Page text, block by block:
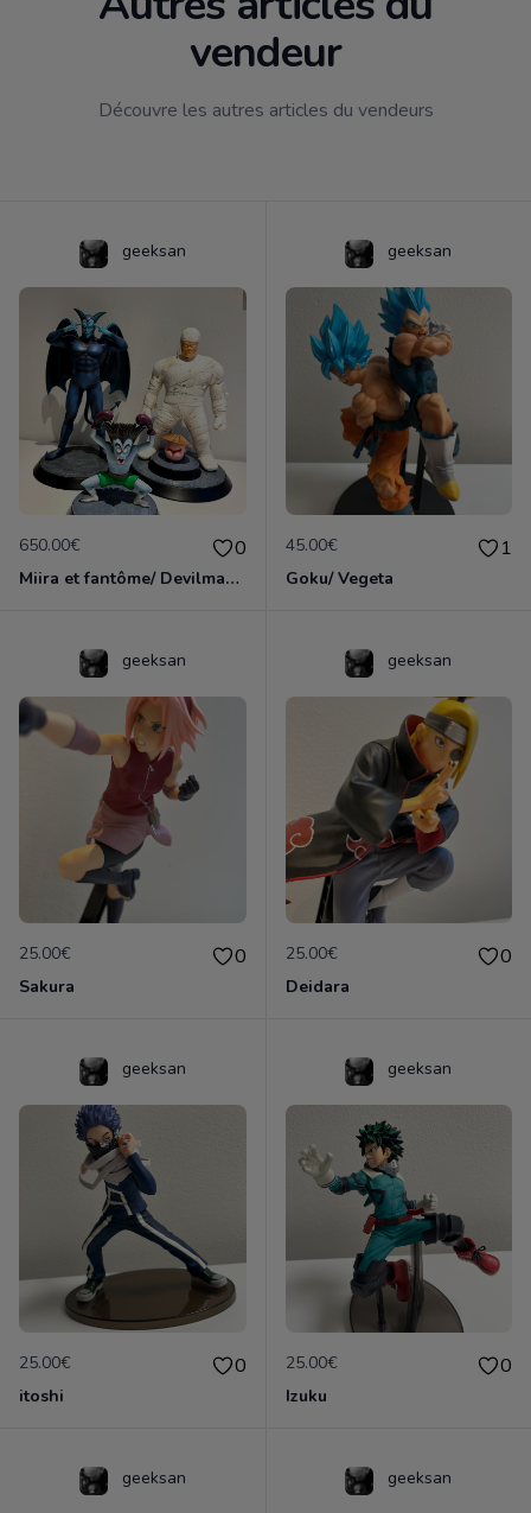
vendeur
Découvre les autres articles du vendeurs
geeksan
650.00€ 0
Miira et fantôme/ Devilman et draculaman
geeksan
45.00€ 1
Goku/ Vegeta
geeksan
25.00€ 0
Sakura
geeksan
25.00€ 0
Deidara
geeksan
25.00€ 0
itoshi
geeksan
25.00€ 0
Izuku
geeksan geeksan